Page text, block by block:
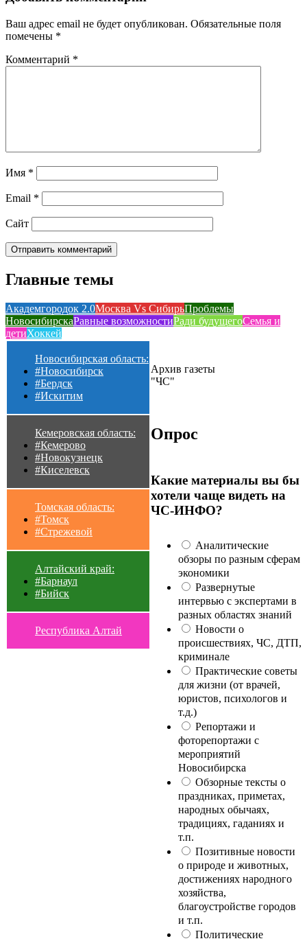
Ваш адрес email не будет опубликован. Обязательные поля
помечены *
Комментарий *
Имя *
Email *
Сайт
Главные темы
Академгородок 2.0Москва Vs СибирьПроблемы
НовосибирскаРавные возможностиРади будущегоСемья и
детиХоккей
Новосибирская область:
#Новосибирск
#Бердск
#Искитим
Кемеровская область:
#Кемерово
#Новокузнецк
#Киселевск
Томская область:
#Томск
#Стрежевой
Алтайский край:
#Барнаул
#Бийск
Республика Алтай
Архив газеты
"ЧС"
Опрос
Какие материалы вы бы
хотели чаще видеть на
ЧС-ИНФО?
Аналитические
обзоры по разным сферам
экономики
Развернутые
интервью с экспертами в
разных областях знаний
Новости о
происшествиях, ЧС, ДТП,
криминале
Практические советы
для жизни (от врачей,
юристов, психологов и
т.д.)
Репортажи и
фоторепортажи с
мероприятий
Новосибирска
Обзорные тексты о
праздниках, приметах,
народных обычаях,
традициях, гаданиях и
т.п.
Позитивные новости
о природе и животных,
достижениях народного
хозяйства,
благоустройстве городов
и т.п.
Политические